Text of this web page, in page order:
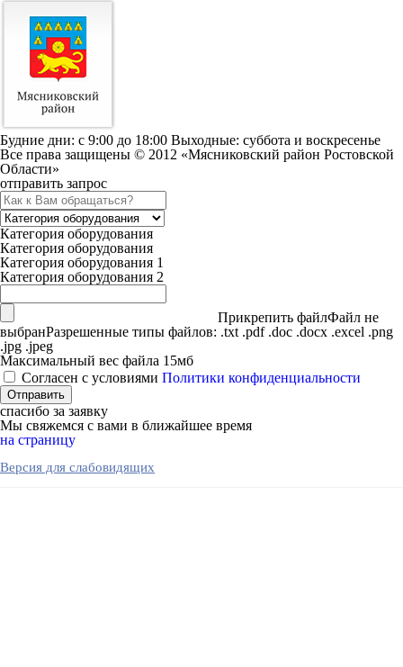
Будние дни: c 9:00 до 18:00 Выходные: суббота и воскресенье
Все права защищены © 2012 «Мясниковский район Ростовской
Области»
отправить запрос
Категория оборудования
Категория оборудования
Категория оборудования 1
Категория оборудования 2
Прикрепить файлФайл не
выбранРазрешенные типы файлов: .txt .pdf .doc .docx .excel .png
.jpg .jpeg
Максимальный вес файла 15мб
Согласен с условиями Политики конфиденциальности
спасибо за заявку
Мы свяжемся с вами в ближайшее время
на страницу
Версия для слабовидящих